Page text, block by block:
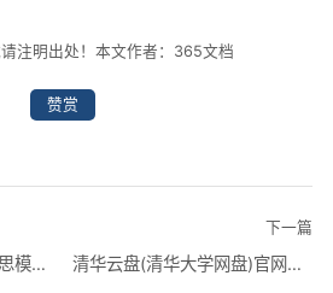
注明出处！本文作者：365文档
赞赏
IELTS Online Tests – 雅思模拟练习题网站(含听力/阅读/写作/口语)
下一篇
清华云盘(清华大学网盘)官网入口及登录方法